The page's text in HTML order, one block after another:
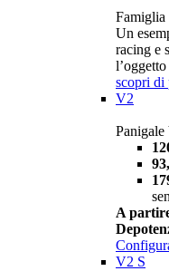
Famiglia
Un
racing e
scopri di
V2
Panigale
A
V2 S